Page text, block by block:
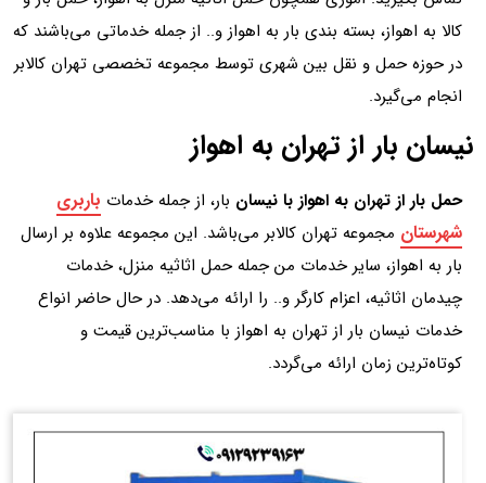
کالا به اهواز، بسته بندی بار به اهواز و.. از جمله خدماتی می‌باشند که
در حوزه حمل و نقل بین شهری توسط مجموعه تخصصی تهران کالابر
انجام می‌گیرد.
نیسان بار از تهران به اهواز
حمل بار از تهران به اهواز با نیسان بار، از جمله خدمات باربری
شهرستان مجموعه تهران کالابر می‌باشد. این مجموعه علاوه بر ارسال
بار به اهواز، سایر خدمات من جمله حمل اثاثیه منزل، خدمات
چیدمان اثاثیه، اعزام کارگر و.. را ارائه می‌دهد. در حال حاضر انواع
خدمات نیسان بار از تهران به اهواز با مناسب‌ترین قیمت و
کوتاه‌ترین زمان ارائه می‌گردد.